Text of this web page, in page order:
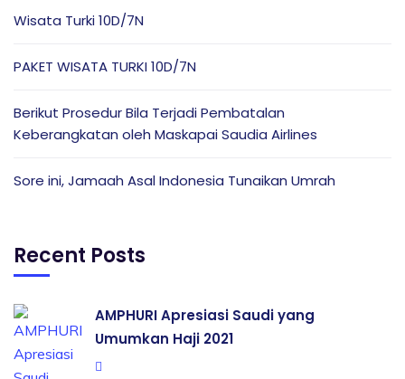
Wisata Turki 10D/7N
PAKET WISATA TURKI 10D/7N
Berikut Prosedur Bila Terjadi Pembatalan
Keberangkatan oleh Maskapai Saudia Airlines
Sore ini, Jamaah Asal Indonesia Tunaikan Umrah
Recent Posts
AMPHURI Apresiasi Saudi yang
Umumkan Haji 2021